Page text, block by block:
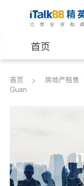
首页
医生
养老
首页 房地产租售
Guan